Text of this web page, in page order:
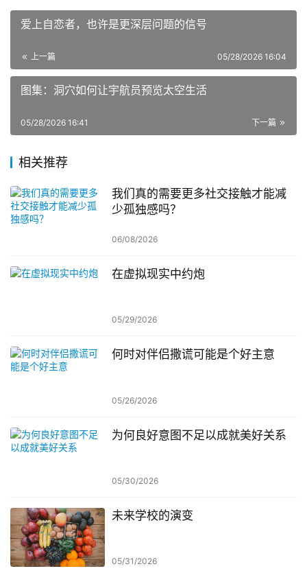
爱上自恋者，也许是更深层问题的信号
上一篇 05/28/2026 16:04
图集：洞穴如何让宇航员预览太空生活
下一篇
05/28/2026 16:41
相关推荐
我们真的需要更多社交接触才能减
少孤独感吗？
06/08/2026
在虚拟现实中约炮
05/29/2026
何时对伴侣撒谎可能是个好主意
05/26/2026
为何良好意图不足以成就美好关系
05/30/2026
未来学校的演变
05/31/2026